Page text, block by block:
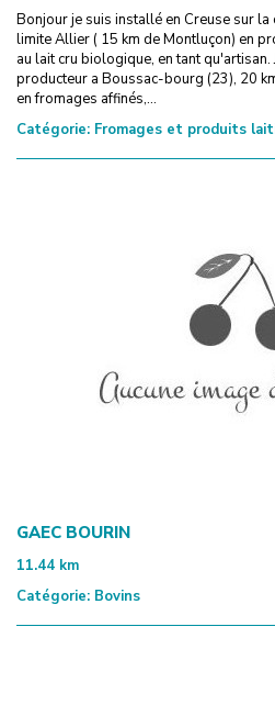
Bonjour je suis installé en Creuse sur
limite Allier ( 15 km de Montluçon) en
au lait cru biologique, en tant
producteur a Boussac-bourg (23), 20
en fromages affinés,...
Catégorie: Fromages et produits
GAEC BOURIN
11.44 km
Catégorie: Bovins